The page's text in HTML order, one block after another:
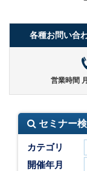
各種お問い合
営業時間
セミナー
カテゴリ
開催年月